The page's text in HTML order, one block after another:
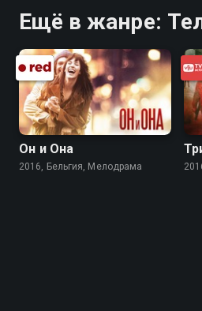
Ещё в жанре:
Он и Она
2016, Бельгия, Мелодрама